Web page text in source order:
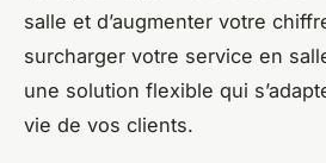
salle et d’augmenter votre
surcharger votre service en
une solution flexible qui
vie de vos clients.